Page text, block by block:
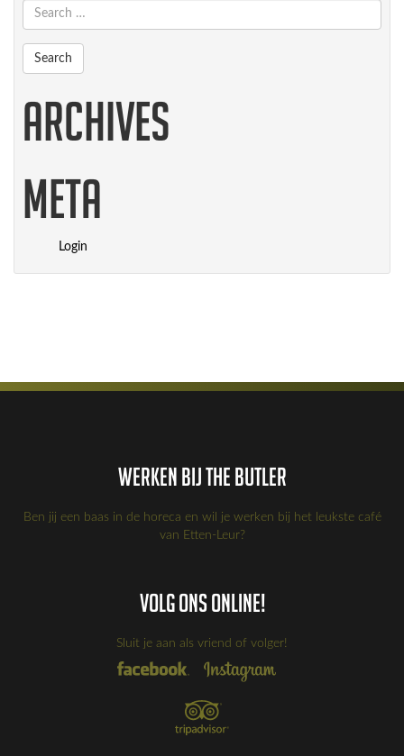
Archives
Meta
Login
Werken bij the Butler
Ben jij een baas in de horeca en wil je werken bij het leukste café
van Etten-Leur?
Volg ons online!
Sluit je aan als vriend of volger!